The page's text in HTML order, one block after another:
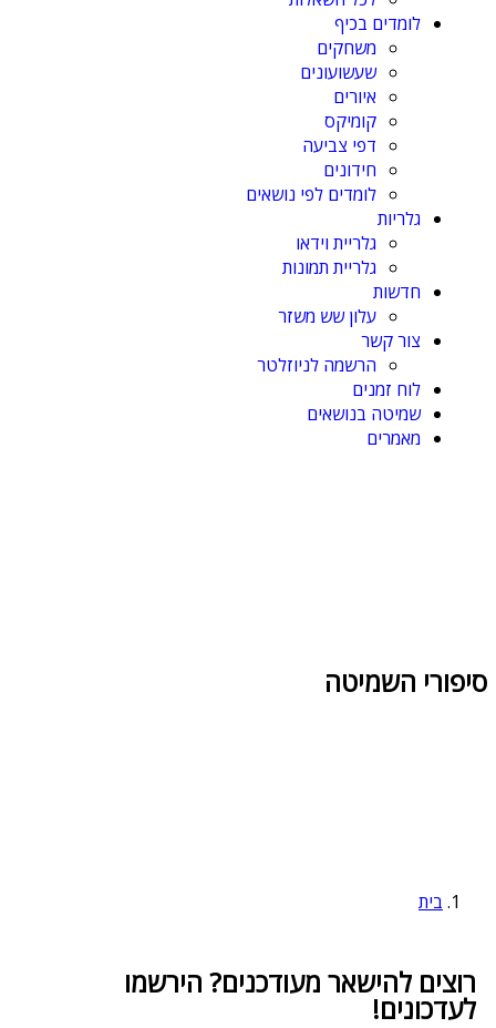
לומדים בכיף
משחקים
שעשועונים
איורים
קומיקס
דפי צביעה
חידונים
לומדים לפי נושאים
גלריות
גלריית וידאו
גלריית תמונות
חדשות
עלון שש משזר
צור קשר
הרשמה לניוזלטר
לוח זמנים
שמיטה בנושאים
מאמרים
סיפורי השמיטה
בית
רוצים להישאר מעודכנים? הירשמו
לעדכונים!